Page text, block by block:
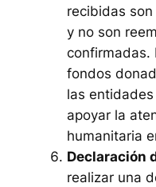
recibidas
y no son
confirmadas.
fondos
las
apoyar la
humanitaria
Declaración
realizar una